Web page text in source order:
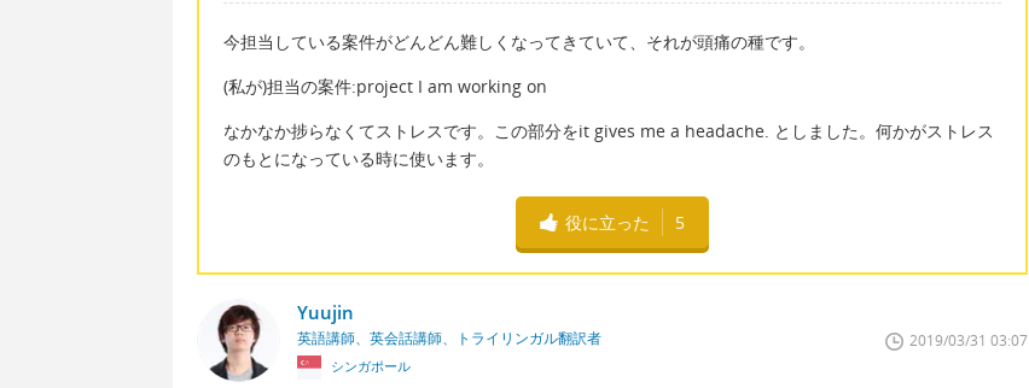
今担当している案件がどんどん難しくなってきていて、それが頭痛の種です。
(私が)担当の案件:project I am working on
なかなか捗らなくてストレスです。この部分をit gives me a headache. としました。何かがストレス
のもとになっている時に使います。
役に立った 5
Yuujin
英語講師、英会話講師、トライリンガル翻訳者
シンガポール
2019/03/31 03:07